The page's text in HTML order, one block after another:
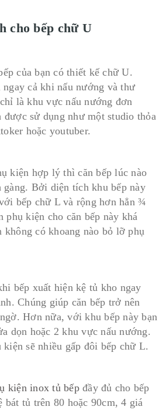
cho bếp chữ U
của bạn có thiết kế chữ U.
cả khi nấu nướng và thư
là khu vực nấu nướng đơn
được sử dụng như một studio thỏa
hoặc youtuber.
kiện hợp lý thì căn bếp lúc nào
gàng. Bởi diện tích khu bếp này
bếp chữ L và rộng hơn hẳn ¾
phụ kiện cho căn bếp này khá
không có khoang nào bỏ lỡ phụ
bếp xuất hiện kệ tủ kho ngay
Chúng giúp căn bếp trở nên
Hơn nữa, với khu bếp này bạn
dọn hoặc 2 khu vực nấu nướng.
sẽ nhiều gấp đôi bếp chữ L.
kiện inox tủ bếp đầy đủ cho bếp
bát tủ trên 80 hoặc 90cm, 4 giá